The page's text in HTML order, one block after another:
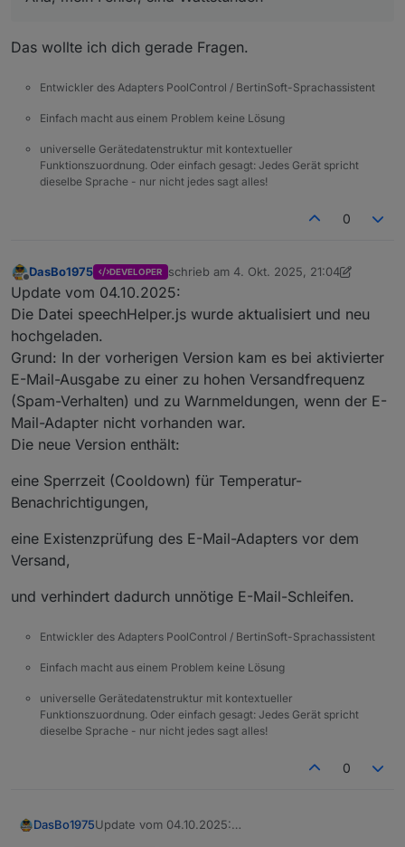
poolcontrol.0
poolcontrol.0
poolcontrol.0
2025-10-04 17:06:12.193 debug
poolcontrol.0
2025-10-04 17:06:12.192 debug
state
poolcontrol.0
poolcontrol.0
poolcontrol.0
2025-10-04 17:06:12.167 debug
poolcontrol.0
2025-10-04 17:06:12.156 info
	[
pumpHelper
poolcontrol.0
2025-10-04 17:06:12.156 info
poolcontrol.0
poolcontrol.0
2025-10-04 17:06:12.156 info
	[
pumpHelper
2025-10-04 17:06:12.155 debug state
Der Test DP ist eine Funkschaltsteckdose von
Aha, mein Fehler, sind Wattstunden
Das wollte ich dich gerade Fragen.
Entwickler des Adapters PoolControl / BertinSoft-Sprachassistent
Einfach macht aus einem Problem keine Lösung
universelle Gerätedatenstruktur mit kontextueller
Funktionszuordnung. Oder einfach gesagt: Jedes Gerät spricht
dieselbe Sprache - nur nicht jedes sagt alles!
0
Offline
DasBo1975 DEVELOPER schrieb am 4. Okt. 2025, 21:04
zuletzt editiert von DasBo197510. Apr.
Update vom 04.10.2025:
Die Datei speechHelper.js wurde aktualisiert und neu
hochgeladen.
Grund: In der vorherigen Version kam es bei aktivierter
E-Mail-Ausgabe zu einer zu hohen Versandfrequenz
(Spam-Verhalten) und zu Warnmeldungen, wenn der E-
Mail-Adapter nicht vorhanden war.
Die neue Version enthält:
eine Sperrzeit (Cooldown) für Temperatur-
Benachrichtigungen,
eine Existenzprüfung des E-Mail-Adapters vor dem
Versand,
und verhindert dadurch unnötige E-Mail-Schleifen.
Entwickler des Adapters PoolControl / BertinSoft-Sprachassistent
Einfach macht aus einem Problem keine Lösung
universelle Gerätedatenstruktur mit kontextueller
Funktionszuordnung. Oder einfach gesagt: Jedes Gerät spricht
dieselbe Sprache - nur nicht jedes sagt alles!
0
DasBo1975Update vom 04.10.2025: